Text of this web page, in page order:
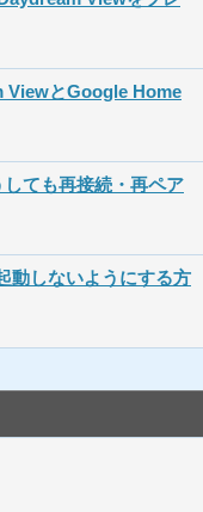
ViewとGoogle Home
ても再接続・再ペア
動しないようにする方